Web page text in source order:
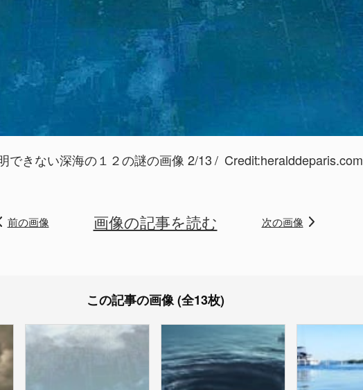
できない深海の１２の謎の画像 2/13 Credit:heralddeparis.com
前の画像 画像の記事を読む 次の画像
この記事の画像 (全13枚)